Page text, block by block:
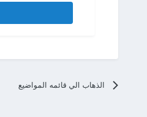
الذهاب الي قائمه المواضيع